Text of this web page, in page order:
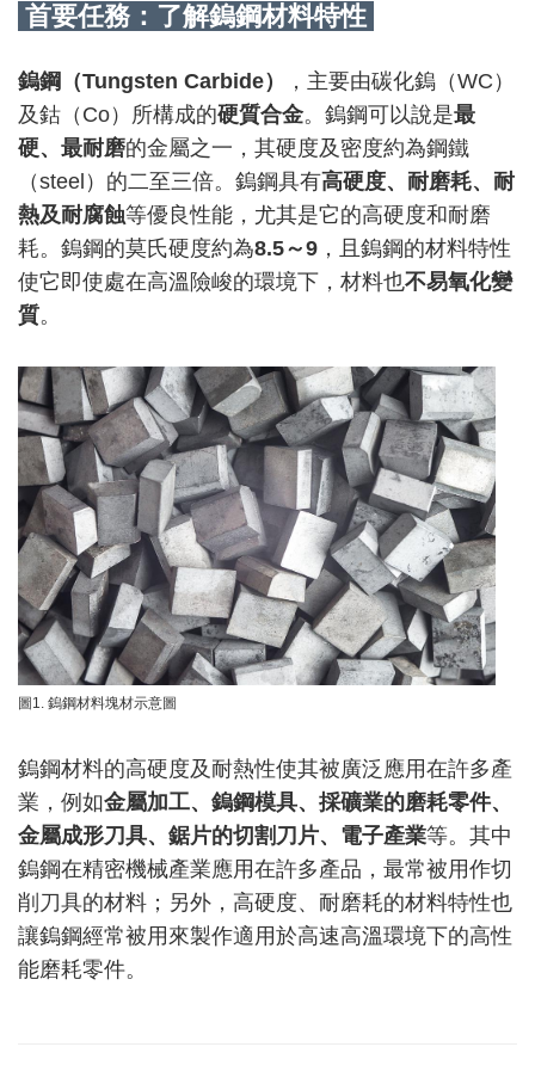
首要任務：了解鎢鋼材料特性
鎢鋼（Tungsten Carbide） ，主要由碳化鎢（WC ）
及鈷（ Co）所構成的硬質合金。鎢鋼可以說是最
硬、最耐磨的金屬之一，其硬度及密度約為鋼鐵
（steel ）的二至三倍。鎢鋼具有高硬度、耐磨耗、耐
熱及耐腐蝕等優良性能，尤其是它的高硬度和耐磨
耗。鎢鋼的莫氏硬度約為8.5～9 ，且鎢鋼的材料特性
使它即使處在高溫險峻的環境下，材料也不易氧化變
質。
圖1. 鎢鋼材料塊材示意圖
鎢鋼材料的高硬度及耐熱性使其被廣泛應用在許多產
業，例如金屬加工、鎢鋼模具、採礦業的磨耗零件、
金屬成形刀具、鋸片的切割刀片、電子產業等。其中
鎢鋼在精密機械產業應用在許多產品，最常被用作切
削刀具的材料；另外，高硬度、耐磨耗的材料特性也
讓鎢鋼經常被用來製作適用於高速高溫環境下的高性
能磨耗零件。